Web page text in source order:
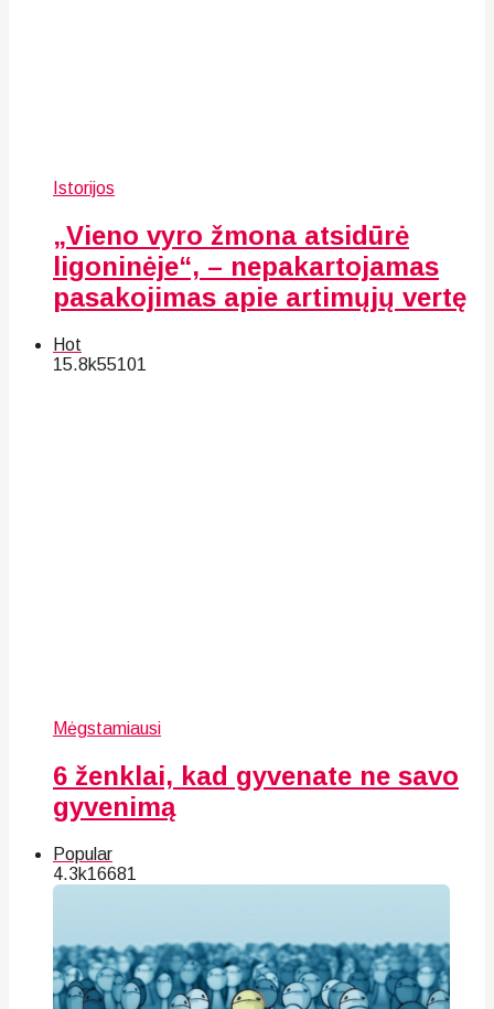
Istorijos
„Vieno vyro žmona atsidūrė
ligoninėje“, – nepakartojamas
pasakojimas apie artimųjų vertę
Hot
15.8k55101
Mėgstamiausi
6 ženklai, kad gyvenate ne savo
gyvenimą
Popular
4.3k16681